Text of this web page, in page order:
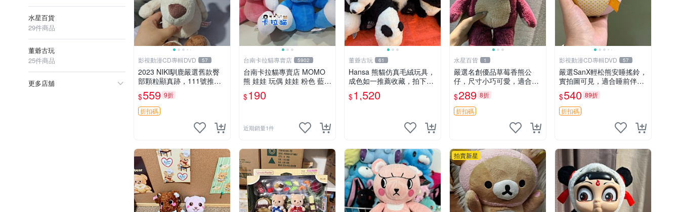
水星百貨
29件商品
董爺古玩
25件商品
更多店舖
影視動漫CD專輯DVD 57
2023 NIKI馴鹿嚴選舊款臀
部顆粒顯真跡，111號推薦
珍藏品 馴鹿 舊款 尾巴顆粒
$559 9折
折扣碼
台南卡拉貓專賣店 5902
台南卡拉貓專賣店 MOMO
熊 娃娃 玩偶 娃娃 粉色 藍色
2色分售
$190
近期銷量1件
董爺古玩 61
Hansa 熊貓仿真毛絨玩具，
成色如一推薦收藏，拍下無
疑心 熊貓 毛絨玩具 收藏
$1,520
水星百貨 1
嚴選名創優品草莓香熊公
仔，尺寸小巧可愛，適合收
藏賞玩 30cm 玩具 公仔 草
莓熊
$289 8折
折扣碼
影視動漫CD專輯DVD 57
嚴選SanX輕松熊安睡搖鈴，
實拍圖可見，適合睡前伴
侶， Picks安撫好物 0325
懸吊 電腦
$540 89折
折扣碼
拍賣新星